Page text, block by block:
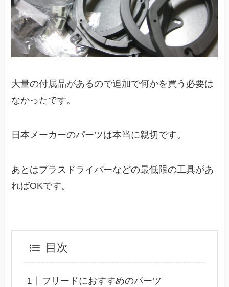
大量の付属品があるので追加で何かを買う必要は
なかったです。
日本メーカーのパーツは本当に親切です。
あとはプラスドライバーなどの最低限の工具があ
ればOKです。
目次
フリードにおすすめのパーツ